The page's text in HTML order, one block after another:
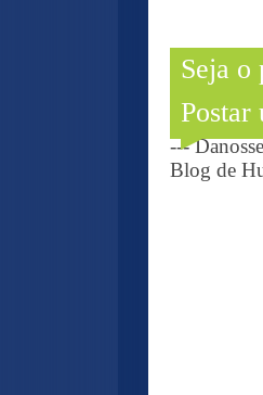
Seja o
Postar
---
Blog de